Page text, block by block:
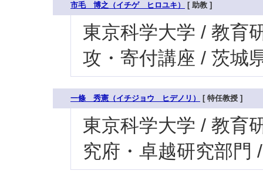
市毛 博之（イチゲ ヒロユキ） [ 助教 ]
東京科学大学 / 教育
攻・寄付講座 / 茨城
一條 秀憲（イチジョウ ヒデノリ） [ 特任教授 ]
東京科学大学 / 教育
究府・卓越研究部門